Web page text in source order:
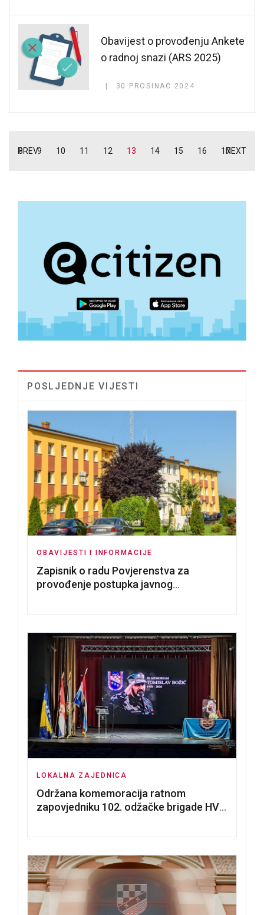
Obavijest o provođenju Ankete
o radnoj snazi (ARS 2025)
30 PROSINAC 2024
PREV
8 9 10 11 12 13 14 15 16 17NEXT
POSLJEDNJE VIJESTI
OBAVIJESTI I INFORMACIJE
Zapisnik o radu Povjerenstva za
provođenje postupka javnog
LOKALNA ZAJEDNICA
Održana komemoracija ratnom
zapovjedniku 102. odžačke brigade HVO